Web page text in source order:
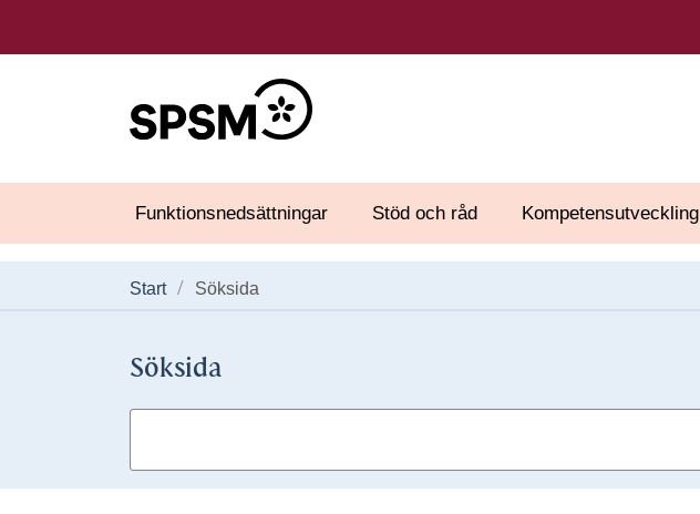
Funktionsnedsättningar Stöd och råd Kompetensutveckling
Start Söksida
Söksida